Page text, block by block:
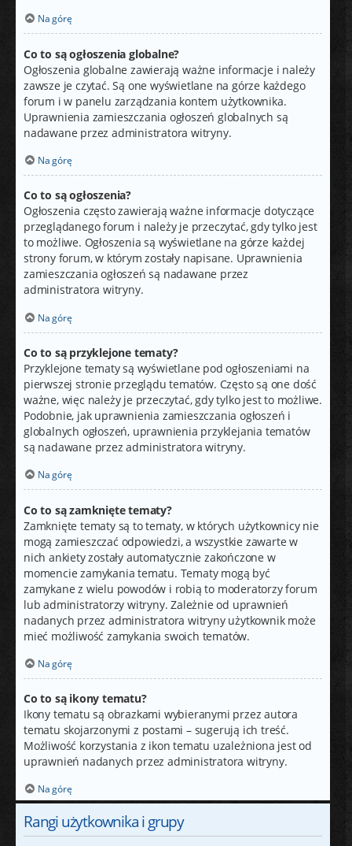
Na górę
Co to są ogłoszenia globalne?
Ogłoszenia globalne zawierają ważne informacje i należy
zawsze je czytać. Są one wyświetlane na górze każdego
forum i w panelu zarządzania kontem użytkownika.
Uprawnienia zamieszczania ogłoszeń globalnych są
nadawane przez administratora witryny.
Na górę
Co to są ogłoszenia?
Ogłoszenia często zawierają ważne informacje dotyczące
przeglądanego forum i należy je przeczytać, gdy tylko jest
to możliwe. Ogłoszenia są wyświetlane na górze każdej
strony forum, w którym zostały napisane. Uprawnienia
zamieszczania ogłoszeń są nadawane przez
administratora witryny.
Na górę
Co to są przyklejone tematy?
Przyklejone tematy są wyświetlane pod ogłoszeniami na
pierwszej stronie przeglądu tematów. Często są one dość
ważne, więc należy je przeczytać, gdy tylko jest to możliwe.
Podobnie, jak uprawnienia zamieszczania ogłoszeń i
globalnych ogłoszeń, uprawnienia przyklejania tematów
są nadawane przez administratora witryny.
Na górę
Co to są zamknięte tematy?
Zamknięte tematy są to tematy, w których użytkownicy nie
mogą zamieszczać odpowiedzi, a wszystkie zawarte w
nich ankiety zostały automatycznie zakończone w
momencie zamykania tematu. Tematy mogą być
zamykane z wielu powodów i robią to moderatorzy forum
lub administratorzy witryny. Zależnie od uprawnień
nadanych przez administratora witryny użytkownik może
mieć możliwość zamykania swoich tematów.
Na górę
Co to są ikony tematu?
Ikony tematu są obrazkami wybieranymi przez autora
tematu skojarzonymi z postami – sugerują ich treść.
Możliwość korzystania z ikon tematu uzależniona jest od
uprawnień nadanych przez administratora witryny.
Na górę
Rangi użytkownika i grupy